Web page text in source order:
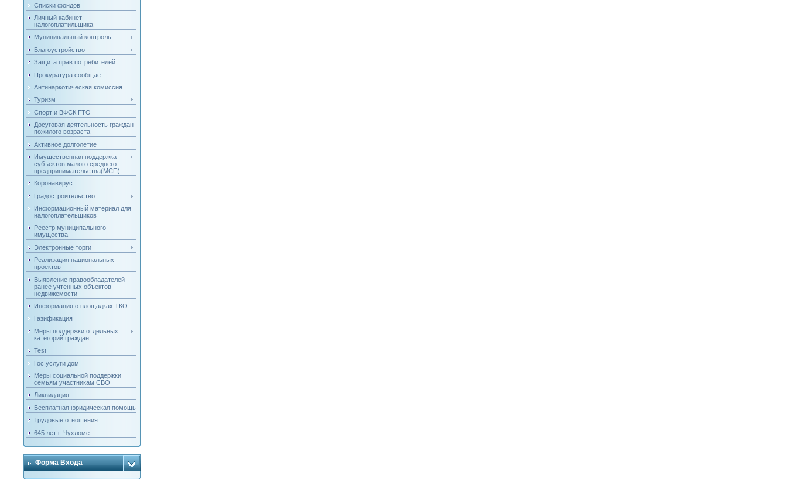
Списки фондов
Личный кабинет
налогоплатильщика
Муниципальный контроль
Благоустройство
Защита прав потребителей
Прокуратура сообщает
Антинаркотическая комиссия
Туризм
Спорт и ВФСК ГТО
Досуговая деятельность граждан
пожилого возраста
Активное долголетие
Имущественная поддержка
субъектов малого среднего
предпринимательства(МСП)
Коронавирус
Градостроительство
Информационный материал для
налогоплательщиков
Реестр муниципального
имущества
Электронные торги
Реализация национальных
проектов
Выявление правообладателей
ранее учтенных объектов
недвижемости
Информация о площадках ТКО
Газификация
Меры поддержки отдельных
категорий граждан
Test
Гос.услуги дом
Меры социальной поддержки
семьям участникам СВО
Ликвидация
Бесплатная юридическая помощь
Трудовые отношения
645 лет г. Чухломе
Форма Входа